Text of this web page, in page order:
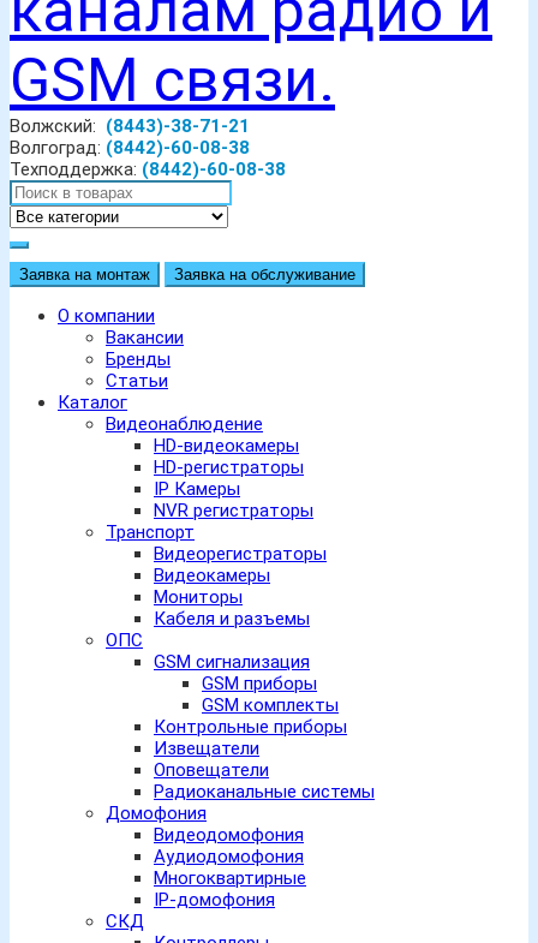
Волжский: (8443)-38-71-21
Волгоград: (8442)-60-08-38
Техподдержка: (8442)-60-08-38
Заявка на монтаж Заявка на обслуживание
О компании
Вакансии
Бренды
Статьи
Каталог
Видеонаблюдение
HD-видеокамеры
HD-регистраторы
IP Камеры
NVR регистраторы
Транспорт
Видеорегистраторы
Видеокамеры
Мониторы
Кабеля и разъемы
ОПС
GSM сигнализация
GSM приборы
GSM комплекты
Контрольные приборы
Извещатели
Оповещатели
Радиоканальные системы
Домофония
Видеодомофония
Аудиодомофония
Многоквартирные
IP-домофония
СКД